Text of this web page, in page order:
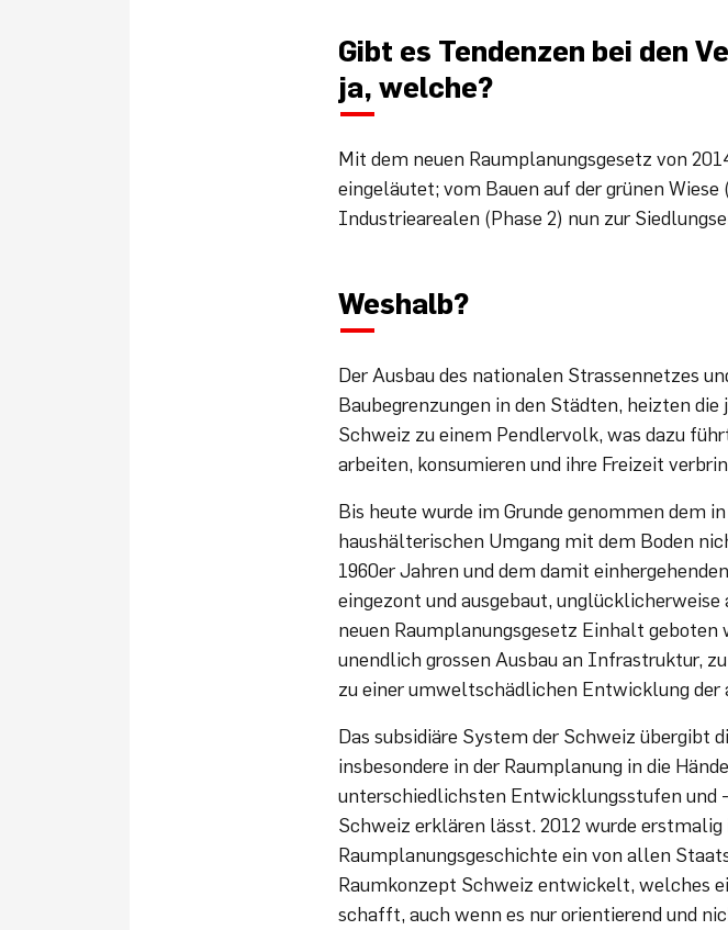
Gibt es Tendenzen bei den
ja, welche?
Mit dem neuen Raumplanungsgesetz von
eingeläutet; vom Bauen auf der grünen
Industriearealen (Phase 2) nun zur
Weshalb?
Der Ausbau des nationalen Strassennetzes
Baubegrenzungen in den Städten, heizten
Schweiz zu einem Pendlervolk, was dazu
arbeiten, konsumieren und ihre Freizeit
Bis heute wurde im Grunde genommen dem
haushälterischen Umgang mit dem Boden
1960er Jahren und dem damit
eingezont und ausgebaut,
neuen Raumplanungsgesetz Einhalt geboten
unendlich grossen Ausbau an Infrastruktur,
zu einer umweltschädlichen Entwicklung
Das subsidiäre System der Schweiz übergibt
insbesondere in der Raumplanung in die
unterschiedlichsten Entwicklungsstufen und
Schweiz erklären lässt. 2012 wurde
Raumplanungsgeschichte ein von allen
Raumkonzept Schweiz entwickelt, welches
schafft, auch wenn es nur orientierend und